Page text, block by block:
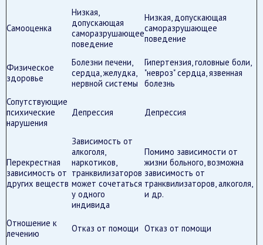
Самооценка
Низкая,
допускающая
саморазрушающее
поведение
Низкая, допускающая
саморазрушающее
поведение
Физическое
здоровье
Болезни печени,
сердца, желудка,
нервной системы
Гипертензия, головные боли,
"невроз" сердца, язвенная
болезнь
Сопутствующие
психические
нарушения
Депрессия Депрессия
Перекрестная
зависимость от
других веществ
Зависимость от
алкоголя,
наркотиков,
транквилизаторов
может сочетаться
у одного
индивида
Помимо зависимости от
жизни больного, возможна
зависимость от
транквилизаторов, алкоголя,
и др.
Отношение к
лечению
Отказ от помощи Отказ от помощи